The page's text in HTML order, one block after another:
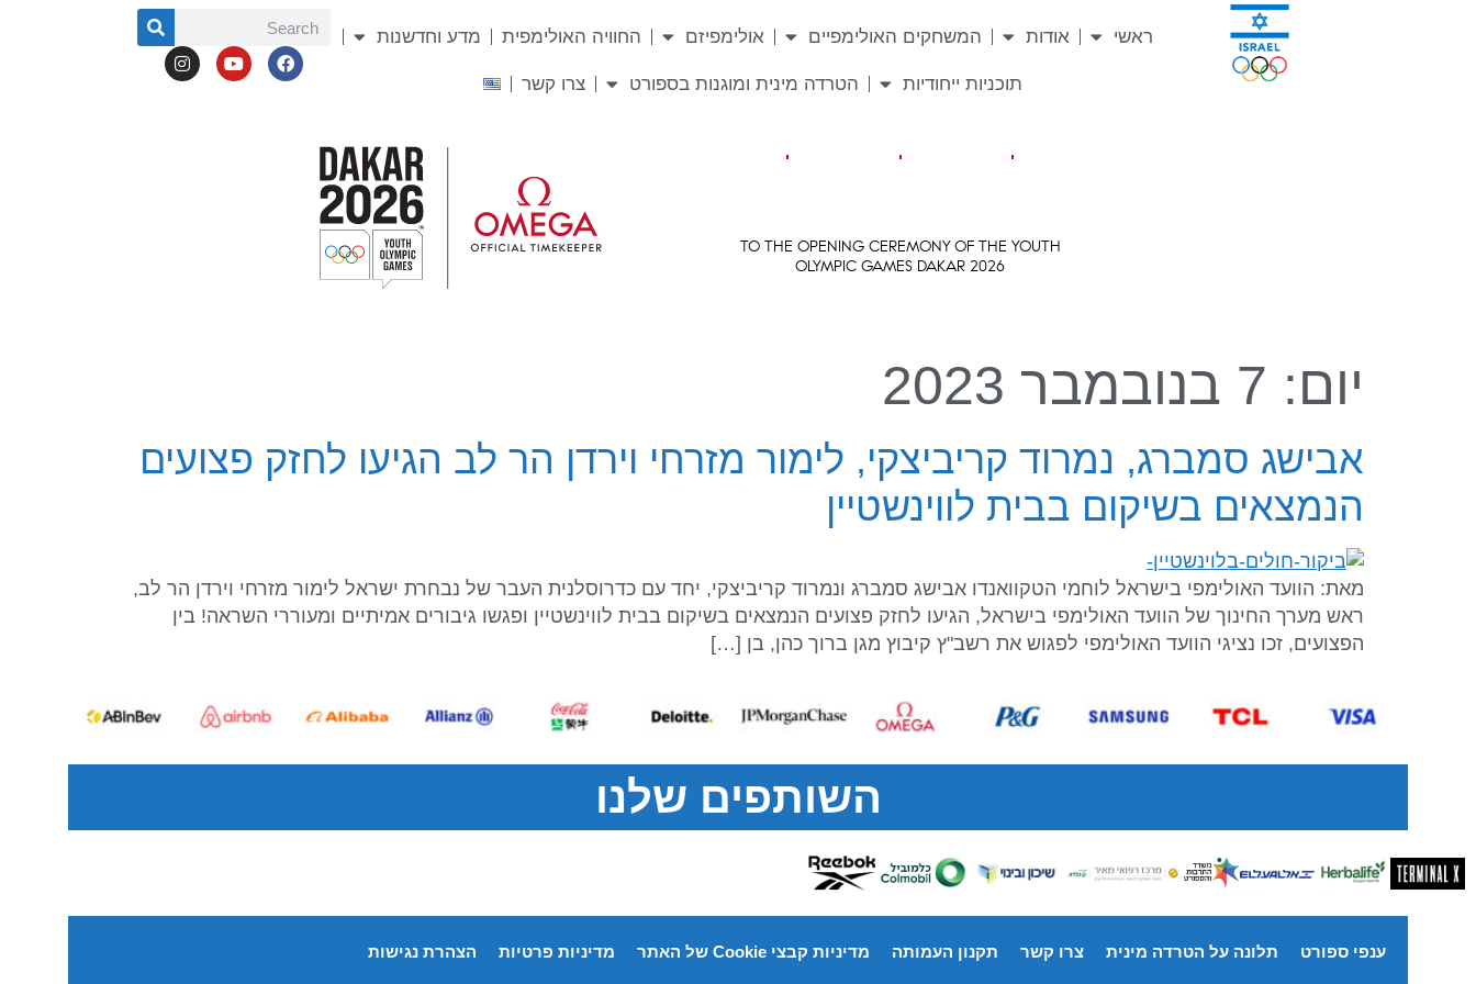
ראשי אודות המשחקים האולימפיים אולימפיזם החוויה האולימפית מדע וחדשנות
תוכניות ייחודיות הטרדה מינית ומוגנות בספורט צרו קשר
יום: 7 בנובמבר 2023
אבישג סמברג, נמרוד קריביצקי, לימור מזרחי וירדן הר לב הגיעו לחזק פצועים
הנמצאים בשיקום בבית לווינשטיין
מאת: הוועד האולימפי בישראל לוחמי הטקוואנדו אבישג סמברג ונמרוד קריביצקי, יחד עם כדרוסלנית העבר של נבחרת ישראל לימור מזרחי וירדן הר לב,
ראש מערך החינוך של הוועד האולימפי בישראל, הגיעו לחזק פצועים הנמצאים בשיקום בבית לווינשטיין ופגשו גיבורים אמיתיים ומעוררי השראה! בין
הפצועים, זכו נציגי הוועד האולימפי לפגוש את רשב"ץ קיבוץ מגן ברוך כהן, בן […]
השותפים שלנו
ענפי ספורט תלונה על הטרדה מינית צרו קשר תקנון העמותה מדיניות קבצי Cookie של האתר מדיניות פרטיות הצהרת נגישות